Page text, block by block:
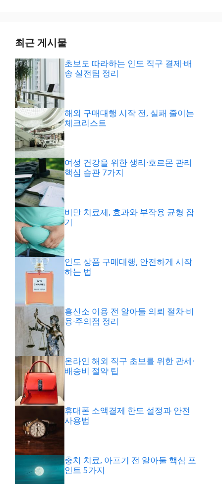
최근 게시물
초보도 따라하는 인도 직구 결제·배
송 실전팁 정리
해외 구매대행 시작 전, 실패 줄이는
체크리스트
여성 건강을 위한 생리·호르몬 관리
핵심 습관 7가지
비만 치료제, 효과와 부작용 균형 잡
기
인도 상품 구매대행, 안전하게 시작
하는 법
흥신소 이용 전 알아둘 의뢰 절차·비
용·주의점 정리
온라인 해외 직구 초보를 위한 관세·
배송비 절약 팁
휴대폰 소액결제 한도 설정과 안전
사용법
충치 치료, 아프기 전 알아둘 핵심 포
인트 5가지